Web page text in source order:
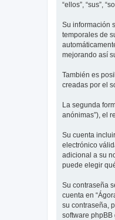
“ellos”, “sus”,
Su información
temporales de
mejorando así
También es
creadas por el
La segunda
anónimas”), el
Su cuenta
electrónico
adicional a su
puede elegir
Su contraseña
cuenta en
su contraseña,
software